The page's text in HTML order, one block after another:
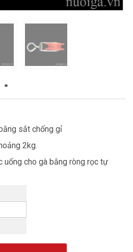
sắt chống gỉ
2kg.
uống cho gà bằng ròng rọc tự